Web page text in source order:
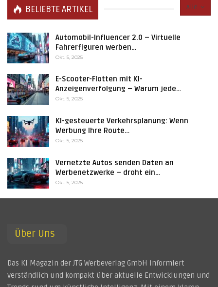
Alle
BELIEBTE ARTIKEL
Automobil-Influencer 2.0 – Virtuelle
Fahrerfiguren werben…
Okt. 5, 2025
E-Scooter-Flotten mit KI-
Anzeigenverfolgung – Warum jede…
Okt. 5, 2025
KI-gesteuerte Verkehrsplanung: Wenn
Werbung Ihre Route…
Okt. 5, 2025
Vernetzte Autos senden Daten an
Werbenetzwerke – droht ein…
Okt. 5, 2025
Über Uns
Das KI Magazin der JTG Werbeverlag GmbH informiert
verständlich und kompakt über aktuelle Entwicklungen und